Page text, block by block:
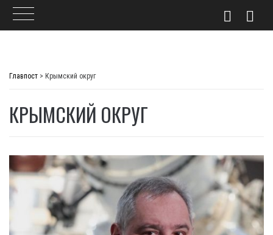
Главпост > Крымский округ
КРЫМСКИЙ ОКРУГ